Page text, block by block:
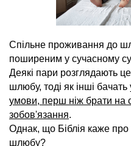
Спільне проживання до
поширеним у сучасному
Деякі пари розглядають
шлюбу, тоді як інші
умови, перш ніж брати на
зобов'язання.
Однак, що Біблія каже
шлюбу?